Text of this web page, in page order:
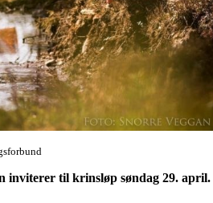
inviterer til krinsløp søndag 29. april.